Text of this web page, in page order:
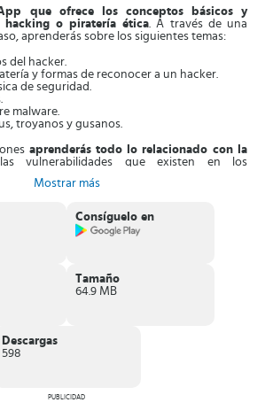
que ofrece los conceptos básicos y
hacking o piratería ética. A través de una
aprenderás sobre los siguientes temas:
del hacker.
y formas de reconocer a un hacker.
de seguridad.
malware.
troyanos y gusanos.
aprenderás todo lo relacionado con la
vulnerabilidades que existen en los
y potenciar destrezas de piratería en línea,
biblioteca de cursos de diferentes tópicos
la seguridad cibernética, con el fin de ser un
sus redes e información personal al navegar
que ofrece información básica y
relacionados con la ciberseguridad.
Mostrar más
Consíguelo en
Tamaño
64.9 MB
Descargas
598
PUBLICIDAD